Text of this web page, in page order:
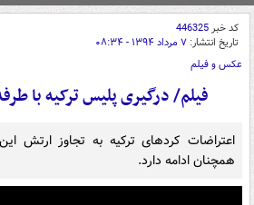
کد خبر446325
تاریخ انتشار: ۷ مرداد ۱۳۹۴ - ۰۸:۳۴
عکس و فیلم
فیلم/ درگیری پلیس ترکیه با
اعتراضات کردهای ترکیه به تجاوز ارتش
همچنان ادامه دارد.